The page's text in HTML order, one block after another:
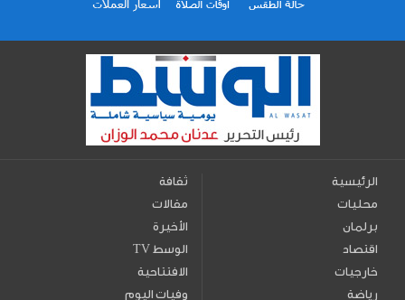
الرئيسية
محليات
برلمان
اقتصاد
خارجيات
رياضة
ثقافة
مقالات
الأخيرة
TV الوسط
الافتتاحية
وفيات اليوم